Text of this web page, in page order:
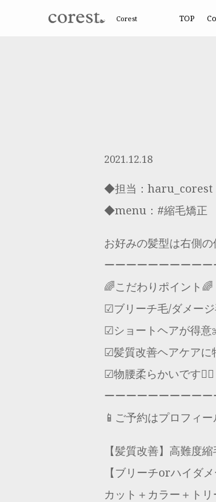
Corest TOP
2021.12.18
◆担当：haru_corest
◆menu：#縮毛矯正
お好みの髪型は右側
ーーーーーーーーー
🌈こだわりポイント🌈
☑︎ブリーチ毛/ダメー
☑︎ショートヘアが得
☑︎髪質改善ヘアケアに
☑︎物腰柔らかいです🙇‍♂️
ーーーーーーーーー
📱ご予約はプロフィー
【髪質改善】高難度
【ブリーチorハイダ
カット＋カラー＋ト